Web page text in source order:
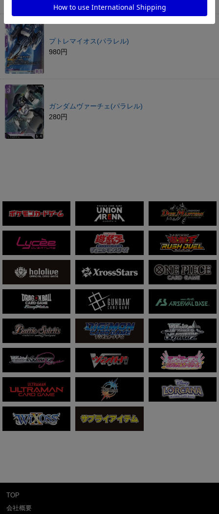
プトレマイオス(パラレル)
980円
ガンダムヴァーチェ(パラレル)
280円
TOP
会社概要